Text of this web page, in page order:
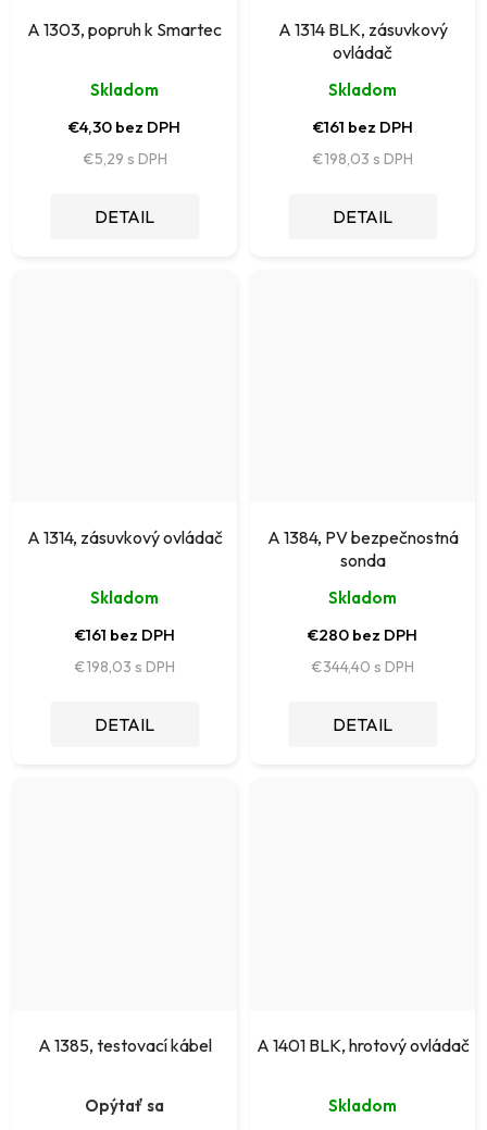
A 1303, popruh k Smartec
Skladom
€4,30 bez DPH
€5,29
DETAIL
A 1314 BLK, zásuvkový
ovládač
Skladom
€161 bez DPH
€198,03
DETAIL
A 1314, zásuvkový ovládač
Skladom
€161 bez DPH
€198,03
DETAIL
A 1384, PV bezpečnostná
sonda
Skladom
€280 bez DPH
€344,40
DETAIL
A 1385, testovací kábel
Opýtať sa
A 1401 BLK, hrotový ovládač
Skladom